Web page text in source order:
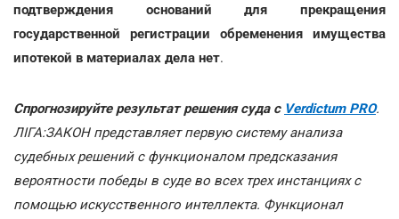
подтверждения оснований для прекращения
государственной регистрации обременения имущества
ипотекой в материалах дела нет.
Спрогнозируйте результат решения суда с Verdictum PRO.
ЛІГА:ЗАКОН представляет первую систему анализа
судебных решений с функционалом предсказания
вероятности победы в суде во всех трех инстанциях с
помощью искусственного интеллекта. Функционал